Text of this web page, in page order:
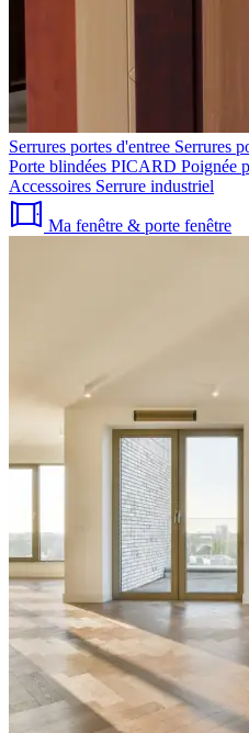
Serrures portes d'entree Serrures
Porte blindées PICARD Poignée
Accessoires Serrure industriel
Ma fenêtre & porte fenêtre